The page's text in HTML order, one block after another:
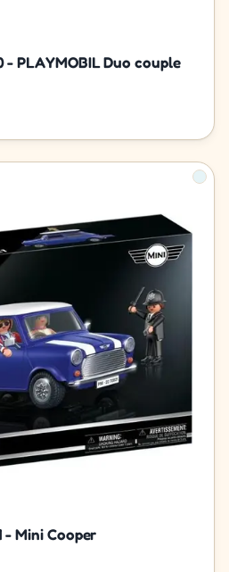
- PLAYMOBIL Duo couple
- Mini Cooper